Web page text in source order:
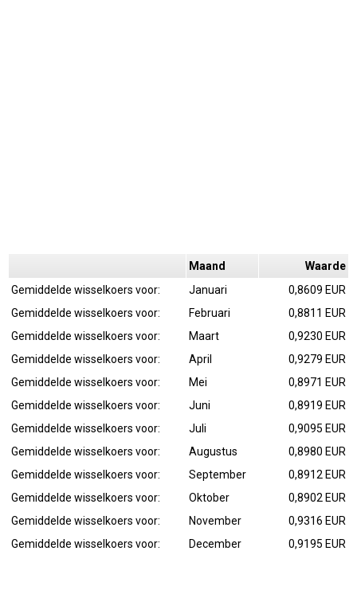
Maand
Waarde
Gemiddelde wisselkoers voor:
Januari
0,8609 EUR
Gemiddelde wisselkoers voor:
Februari
0,8811 EUR
Gemiddelde wisselkoers voor:
Maart
0,9230 EUR
Gemiddelde wisselkoers voor:
April
0,9279 EUR
Gemiddelde wisselkoers voor:
Mei
0,8971 EUR
Gemiddelde wisselkoers voor:
Juni
0,8919 EUR
Gemiddelde wisselkoers voor:
Juli
0,9095 EUR
Gemiddelde wisselkoers voor:
Augustus
0,8980 EUR
Gemiddelde wisselkoers voor:
September
0,8912 EUR
Gemiddelde wisselkoers voor:
Oktober
0,8902 EUR
Gemiddelde wisselkoers voor:
November
0,9316 EUR
Gemiddelde wisselkoers voor:
December 0,9195 EUR